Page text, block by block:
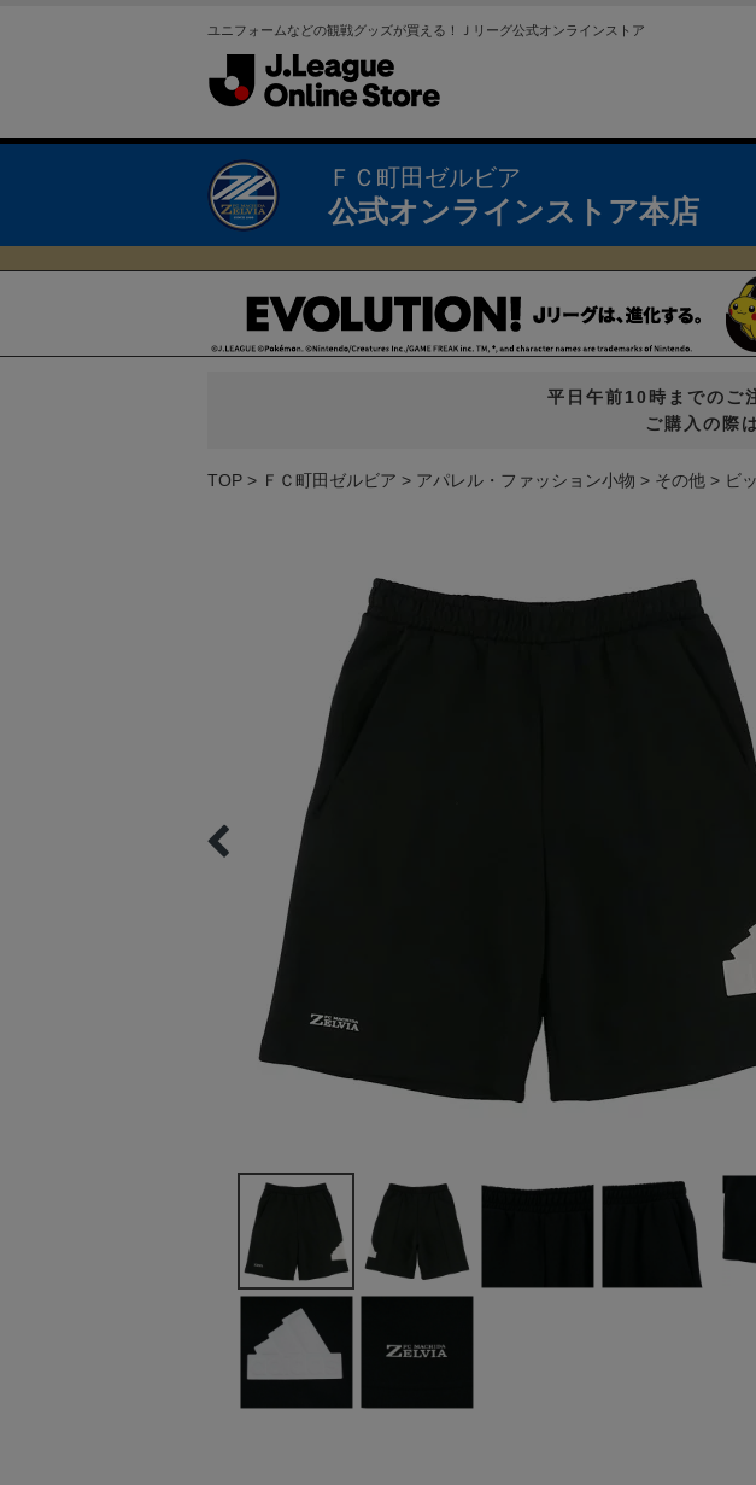
ユニフォームなどの観戦グッズが買える！Ｊリーグ公式オンラインストア
ＦＣ町田ゼルビア
公式オンラインストア本店
平日午前10時までのご
ご購入の際
TOP ＦＣ町田ゼルビア アパレル・ファッション小物 その他 ビ